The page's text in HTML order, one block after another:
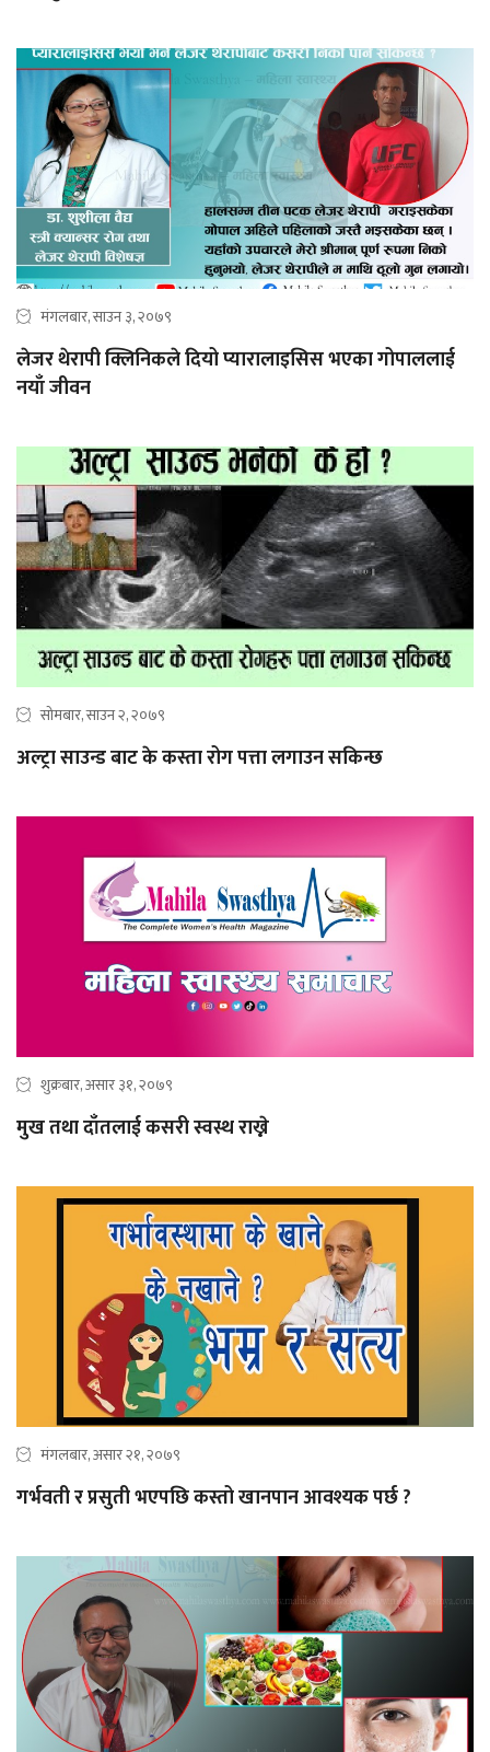
मंगलबार, साउन ३, २०७९
लेजर थेरापी क्लिनिकले दियो प्यारालाइसिस भएका गोपाललाई
नयाँ जीवन
सोमबार, साउन २, २०७९
अल्ट्रा साउन्ड बाट के कस्ता रोग पत्ता लगाउन सकिन्छ
शुक्रबार, असार ३१, २०७९
मुख तथा दाँतलाई कसरी स्वस्थ राख्ने
मंगलबार, असार २१, २०७९
गर्भवती र प्रसुती भएपछि कस्तो खानपान आवश्यक पर्छ ?